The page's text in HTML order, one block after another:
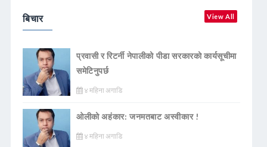
बिचार View All
प्रवासी र रिटर्नी नेपालीको पीडा सरकारको कार्यसूचीमा
समेटिनुपर्छ
४ महिना अगाडि
ओलीको अहंकार: जनमतबाट अस्वीकार !
४ महिना अगाडि